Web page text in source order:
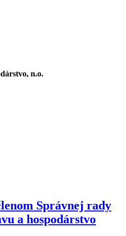
n.o.
Správnej rady
a hospodárstvo